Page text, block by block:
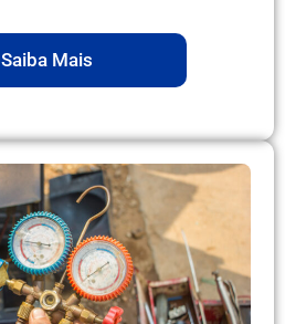
Saiba Mais